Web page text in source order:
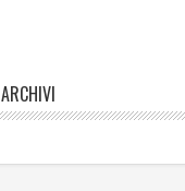
ARCHIVI